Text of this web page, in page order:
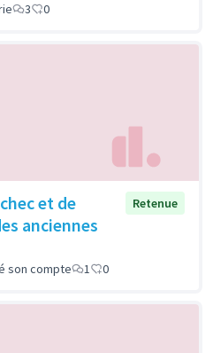
3 0
et de
anciennes
Retenue
son compte 1 0